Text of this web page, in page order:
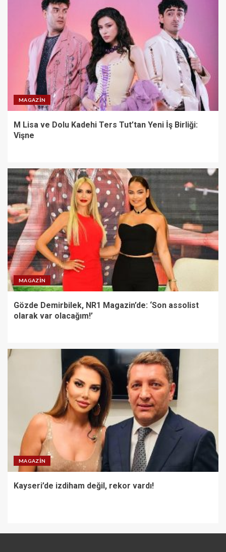
MAGAZIN
M Lisa ve Dolu Kadehi Ters Tut’tan Yeni İş Birliği:
Vişne
MAGAZIN
Gözde Demirbilek, NR1 Magazin’de: ‘Son assolist
olarak var olacağım!’
MAGAZIN
Kayseri’de izdiham değil, rekor vardı!